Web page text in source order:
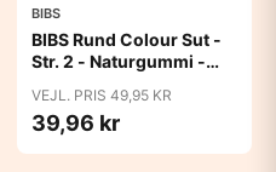
BIBS
BIBS Rund Colour Sut -
Str. 2 - Naturgummi -
Blue/Dusty Blue
VEJL. PRIS 49,95 KR
39,96 kr